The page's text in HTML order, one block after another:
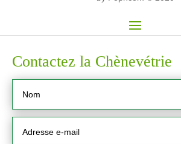
Contactez la Chènevétrie